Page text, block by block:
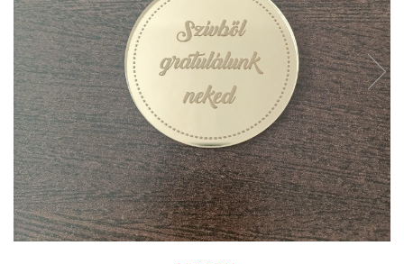
Decoratiuni Craciun
Pachete cadou Craciun
Paste
Decoratiuni Paste
Valentines Day
Cadouri indragostiti
1-8 Martie
Scoala/Absolvire